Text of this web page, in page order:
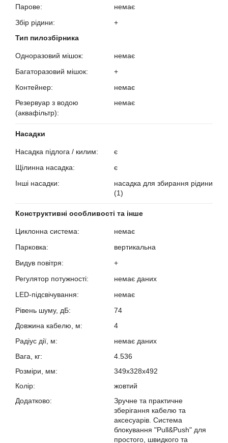
Парове:
немає
Збір рідини:
+
Тип пилозбірника
Одноразовий мішок:
немає
Багаторазовий мішок:
+
Контейнер:
немає
Резервуар з водою
(аквафільтр):
немає
Насадки
Насадка підлога / килим:
є
Щілинна насадка:
є
Інші насадки:
насадка для збирання рідини
(1)
Конструктивні особливості та інше
Циклонна система:
немає
Парковка:
вертикальна
Видув повітря:
+
Регулятор потужності:
немає даних
LED-підсвічування:
немає
Рівень шуму, дБ:
74
Довжина кабелю, м:
4
Радіус дії, м:
немає даних
Вага, кг:
4.536
Розміри, мм:
349х328х492
Колір:
жовтий
Додатково:
Зручне та практичне
зберігання кабелю та
аксесуарів. Система
блокування "Pull&Push" для
простого, швидкого та